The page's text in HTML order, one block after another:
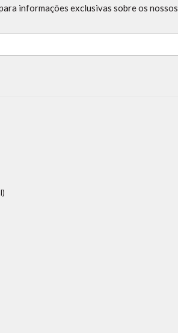
informações exclusivas sobre os nossos